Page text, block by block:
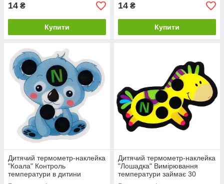
14 ₴
Купити
14 ₴
Купити
Дитячий термометр-наклейка
"Коала" Контроль
температури в дитини
Дитячий термометр-наклейка
"Лошадка" Вимірювання
температури займає 30
секунд